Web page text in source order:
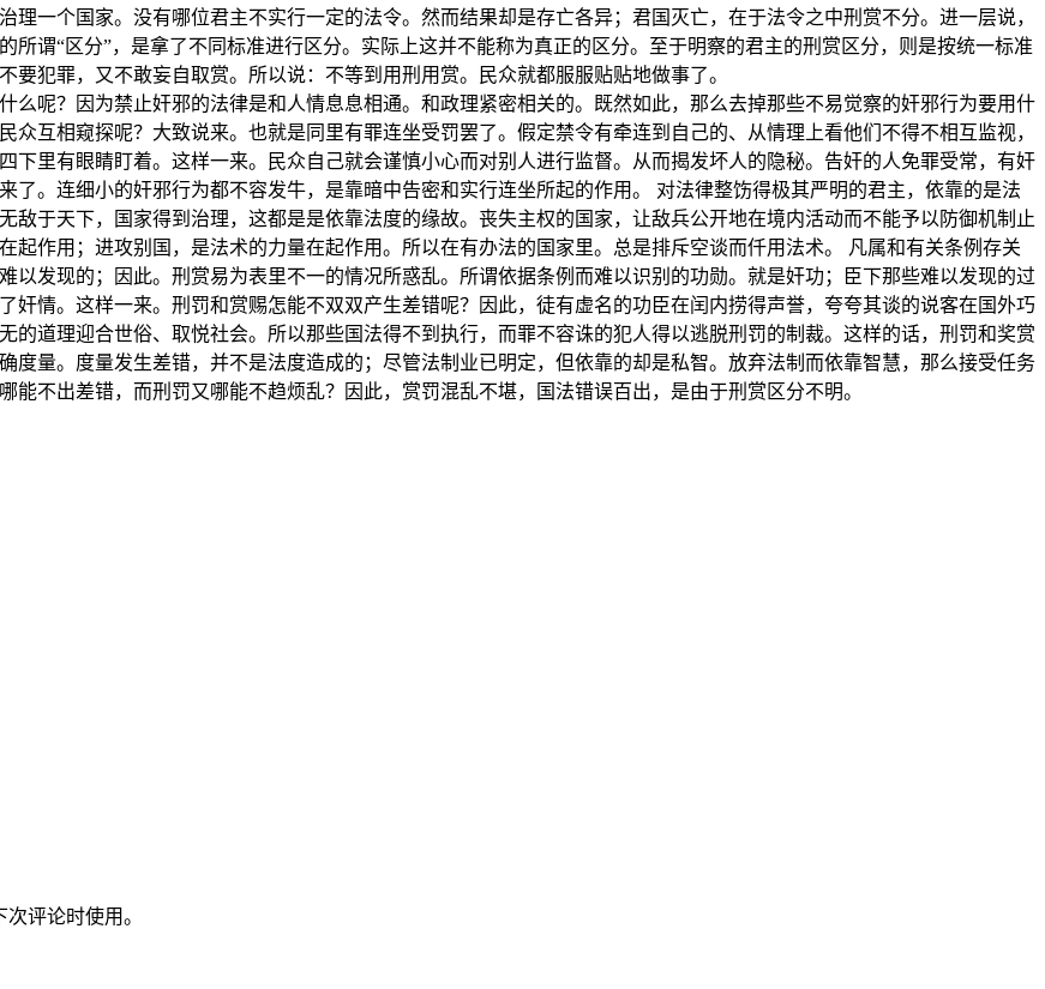
一个国家。没有哪位君主不实行一定的法令。然而结果却是存亡各异；君国灭亡，在于法令之中刑赏不分。进一层说，
谓“区分”，是拿了不同标准进行区分。实际上这并不能称为真正的区分。至于明察的君主的刑赏区分，则是按统一标准
犯罪，又不敢妄自取赏。所以说：不等到用刑用赏。民众就都服服贴贴地做事了。
么呢？因为禁止奸邪的法律是和人情息息相通。和政理紧密相关的。既然如此，那么去掉那些不易觉察的奸邪行为要用什
互相窥探呢？大致说来。也就是同里有罪连坐受罚罢了。假定禁令有牵连到自己的、从情理上看他们不得不相互监视，
下里有眼睛盯着。这样一来。民众自己就会谨慎小心而对别人进行监督。从而揭发坏人的隐秘。告奸的人免罪受常，有奸
了。连细小的奸邪行为都不容发牛，是靠暗中告密和实行连坐所起的作用。 对法律整饬得极其严明的君主，依靠的是法
敌于天下，国家得到治理，这都是是依靠法度的缘故。丧失主权的国家，让敌兵公开地在境内活动而不能予以防御机制止
起作用；进攻别国，是法术的力量在起作用。所以在有办法的国家里。总是排斥空谈而仟用法术。 凡属和有关条例存关
以发现的；因此。刑赏易为表里不一的情况所惑乱。所谓依据条例而难以识别的功勋。就是奸功；臣下那些难以发现的过
奸情。这样一来。刑罚和赏赐怎能不双双产生差错呢？因此，徒有虚名的功臣在闰内捞得声誉，夸夸其谈的说客在国外巧
的道理迎合世俗、取悦社会。所以那些国法得不到执行，而罪不容诛的犯人得以逃脱刑罚的制裁。这样的话，刑罚和奖赏
度量。度量发生差错，并不是法度造成的；尽管法制业已明定，但依靠的却是私智。放弃法制而依靠智慧，那么接受任务
不出差错，而刑罚又哪能不趋烦乱？因此，赏罚混乱不堪，国法错误百出，是由于刑赏区分不明。
评论时使用。